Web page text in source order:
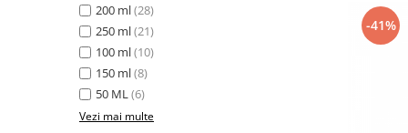
200 ml(28)
250 ml(21)
100 ml(10)
150 ml(8)
50 ML(6)
Vezi mai multe
-41%